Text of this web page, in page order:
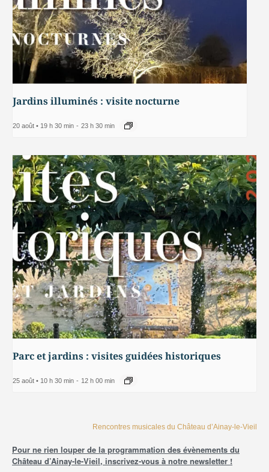
Jardins illuminés : visite nocturne
20 août • 19 h 30 min - 23 h 30 min
Parc et jardins : visites guidées historiques
25 août • 10 h 30 min - 12 h 00 min
Rencontres musicales du Château d’Ainay-le-Vieil
Pour ne rien louper de la programmation des évènements du
Château d’Ainay-le-Vieil, inscrivez-vous à notre newsletter !